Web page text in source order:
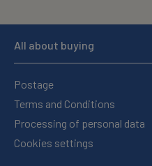
All about buying
Postage
Terms and Conditions
Processing of personal data
Cookies settings